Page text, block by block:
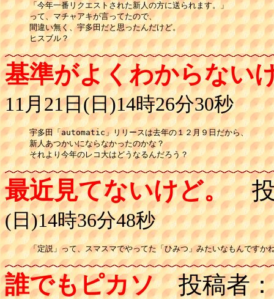
「今年一番リクエストされた新人の方に送られます。」
って、マチャアキが言ってたので、
間違い無く、宇多田だと思ったんだけど。
ヒスブル？
基準がよくわからない
11月21日(日)14時26分30秒
宇多田「automatic」リリースは去年の１２月９日だから、
新人あつかいにならなかったのかな？
それより今年のレコ大はどうなるんだろう？
最近見てないけど。投
(日)14時36分48秒
「定説」って、スマスマでやってた「ひみつ」みたいなもんですか
誰でもピカソ投稿者：